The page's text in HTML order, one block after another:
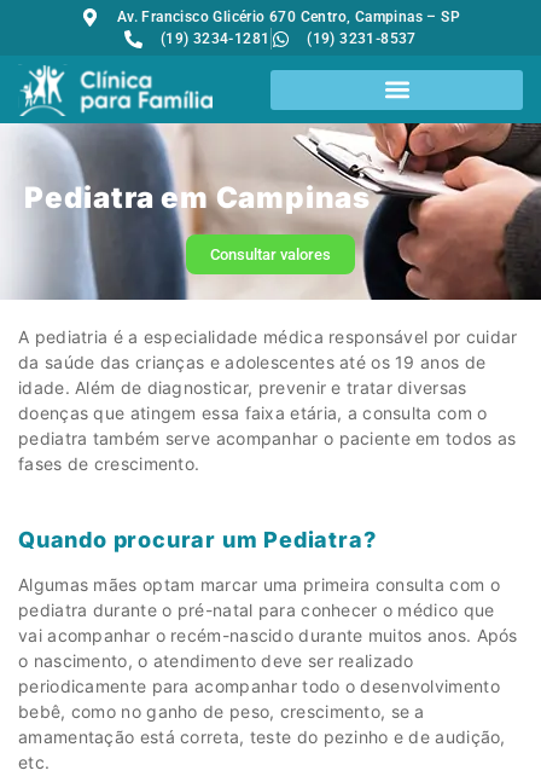
Av. Francisco Glicério 670 Centro, Campinas – SP
(19) 3234-1281
(19) 3231-8537
Pediatra em Campinas
Consultar valores
A pediatria é a especialidade médica responsável por cuidar
da saúde das crianças e adolescentes até os 19 anos de
idade. Além de diagnosticar, prevenir e tratar diversas
doenças que atingem essa faixa etária, a consulta com o
pediatra também serve acompanhar o paciente em todos as
fases de crescimento.
Quando procurar um Pediatra?
Algumas mães optam marcar uma primeira consulta com o
pediatra durante o pré-natal para conhecer o médico que
vai acompanhar o recém-nascido durante muitos anos. Após
o nascimento, o atendimento deve ser realizado
periodicamente para acompanhar todo o desenvolvimento
bebê, como no ganho de peso, crescimento, se a
amamentação está correta, teste do pezinho e de audição,
etc.